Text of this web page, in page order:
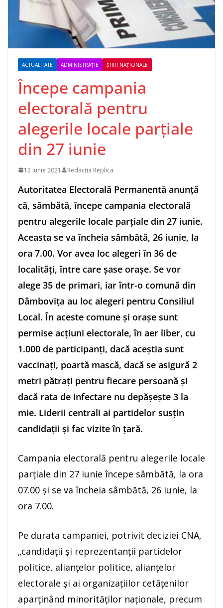
ACTUALITATE ADMINISTRAȚIE ȘTIRI NAȚIONALE
Începe campania
electorală pentru
alegerile locale parţiale
din 27 iunie
12 iunie 2021 Redacția Replica
Autoritatea Electorală Permanentă anunţă
că, sâmbătă, începe campania electorală
pentru alegerile locale parţiale din 27 iunie.
Aceasta se va încheia sâmbătă, 26 iunie, la
ora 7.00. Vor avea loc alegeri în 36 de
localităţi, între care şase oraşe. Se vor
alege 35 de primari, iar într-o comună din
Dâmboviţa au loc alegeri pentru Consiliul
Local. În aceste comune şi oraşe sunt
permise acţiuni electorale, în aer liber, cu
1.000 de participanţi, dacă aceştia sunt
vaccinaţi, poartă mască, dacă se asigură 2
metri pătraţi pentru fiecare persoană şi
dacă rata de infectare nu depăşeşte 3 la
mie. Liderii centrali ai partidelor susţin
candidaţii şi fac vizite în ţară.
Campania electorală pentru alegerile locale
parţiale din 27 iunie începe sâmbătă, la ora
07.00 şi se va încheia sâmbătă, 26 iunie, la
ora 7.00.
Pe durata campaniei, potrivit deciziei CNA,
„candidaţii şi reprezentanţii partidelor
politice, alianţelor politice, alianţelor
electorale şi ai organizaţiilor cetăţenilor
aparţinând minorităţilor naţionale, precum